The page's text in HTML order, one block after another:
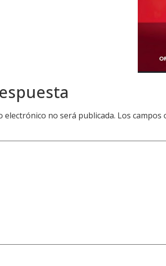
electrónico no será publicada. Los campos